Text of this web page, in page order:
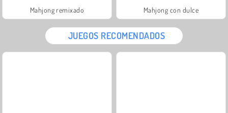
Mahjong remixado Mahjong con dulce
JUEGOS RECOMENDADOS